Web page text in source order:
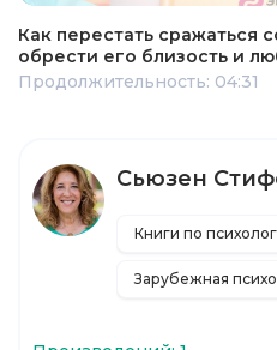
Как перестать сражаться
обрести его близость и
Продолжительность: 04:31
Сьюзен
Книги по
Зарубежная